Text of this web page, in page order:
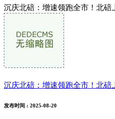
沉庆北碚：增速领跑全市！北碚
沉庆北碚：增速领跑全市！北碚
发布时间 : 2025-08-20